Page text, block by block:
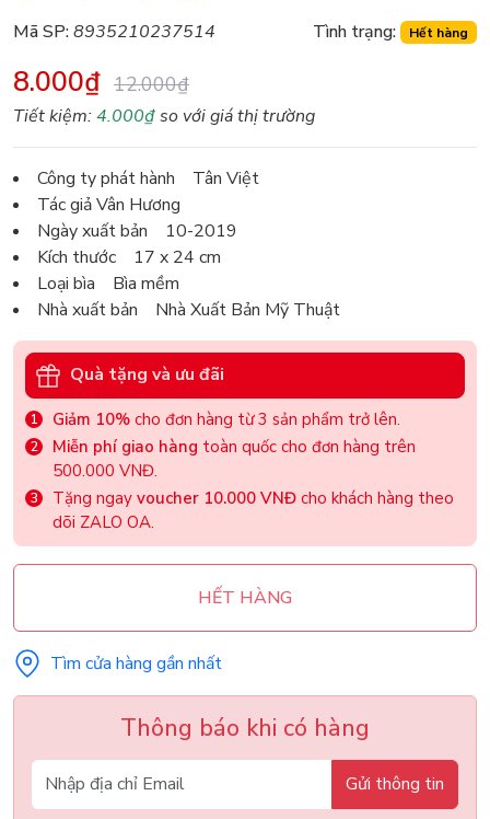
Mã SP:8935210237514 Tình trạng: Hết hàng
8.000₫ 12.000₫
Tiết kiệm:4.000₫so với giá thị trường
Công ty phát hành Tân Việt
Tác giả Vân Hương
Ngày xuất bản 10-2019
Kích thước 17 x 24 cm
Loại bìa Bìa mềm
Nhà xuất bản Nhà Xuất Bản Mỹ Thuật
Quà tặng và ưu đãi
Giảm 10% cho đơn hàng từ 3 sản phẩm trở lên.
Miễn phí giao hàng toàn quốc cho đơn hàng trên
500.000 VNĐ.
Tặng ngay voucher 10.000 VNĐ cho khách hàng theo
dõi ZALO OA.
HẾT HÀNG
Tìm cửa hàng gần nhất
Thông báo khi có hàng
Gửi thông tin